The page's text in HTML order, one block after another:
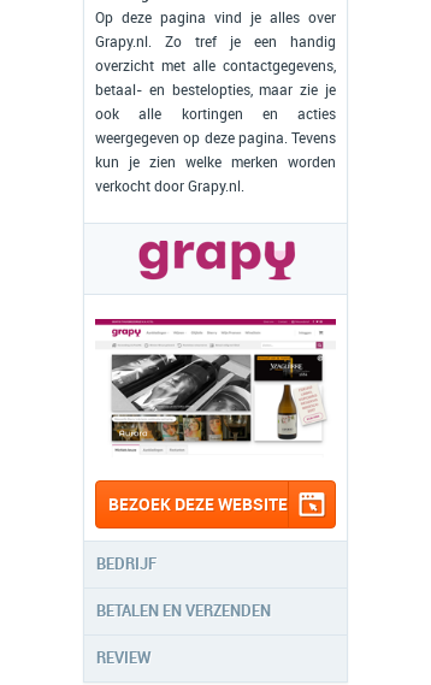
Op deze pagina vind je alles over
Grapy.nl. Zo tref je een handig
overzicht met alle contactgegevens,
betaal- en bestelopties, maar zie je
ook alle kortingen en acties
weergegeven op deze pagina. Tevens
kun je zien welke merken worden
verkocht door Grapy.nl.
BEZOEK DEZE WEBSITE
BEDRIJF
BETALEN EN VERZENDEN
REVIEW